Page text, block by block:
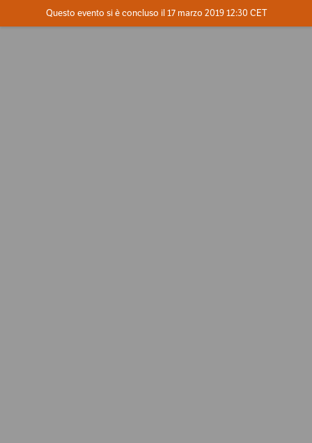
Contatta l'organizzatore
Questo evento si è concluso il 17 marzo 2019 12:30 CET